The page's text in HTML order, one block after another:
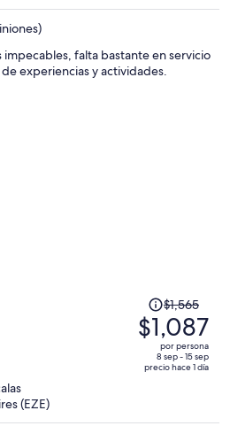
$1,705
por
falta bastante en servicio
experiencias y actividades.
precio
era
$1,565
$1,565
$1,087
por persona
8 sep - 15 sep
precio hace 1 día
(EZE)